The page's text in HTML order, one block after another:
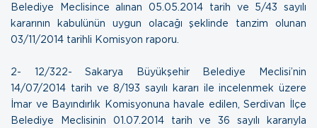
Belediye Meclisince alınan 05.05.2014 tarih ve 5/43 sayılı
kararının kabulünün uygun olacağı şeklinde tanzim olunan
03/11/2014 tarihli Komisyon raporu.
2- 12/322- Sakarya Büyükşehir Belediye Meclisi’nin
14/07/2014 tarih ve 8/193 sayılı kararı ile incelenmek üzere
İmar ve Bayındırlık Komisyonuna havale edilen, Serdivan İlçe
Belediye Meclisinin 01.07.2014 tarih ve 36 sayılı kararıyla